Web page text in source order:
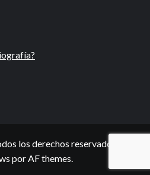
los derechos reservados.
por AF themes.